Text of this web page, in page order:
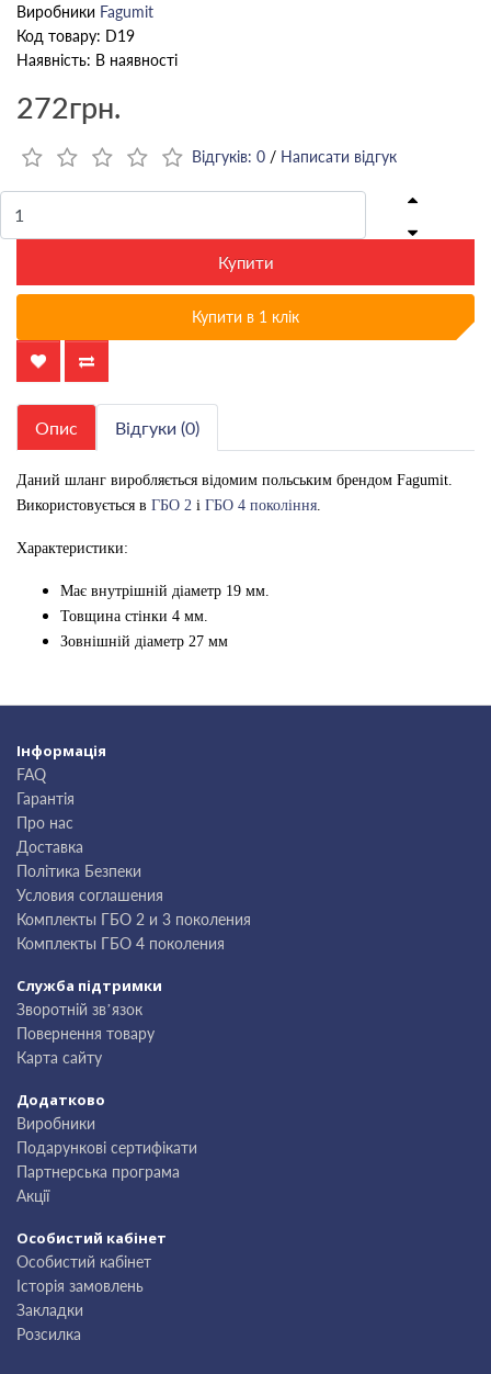
Виробники Fagumit
Код товару: D19
Наявність: В наявності
272грн.
Відгуків: 0 / Написати відгук
Купити
Купити в 1 клік
Опис Відгуки (0)
Даний шланг виробляється відомим польським брендом Fagumit.
Використовується в ГБО 2 і ГБО 4 покоління
Характеристики:
Має внутрішній діаметр 19 мм.
Товщина стінки 4 мм.
Зовнішній діаметр 27 мм
Інформація
FAQ
Гарантія
Про нас
Доставка
Політика Безпеки
Условия соглашения
Комплекты ГБО 2 и 3 поколения
Комплекты ГБО 4 поколения
Служба підтримки
Зворотній зв’язок
Повернення товару
Карта сайту
Додатково
Виробники
Подарункові сертифікати
Партнерська програма
Акції
Особистий кабінет
Особистий кабінет
Історія замовлень
Закладки
Розсилка